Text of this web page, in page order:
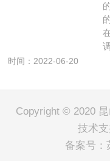
时间：2022-06-20
Copyright © 2020
技术
备案号：